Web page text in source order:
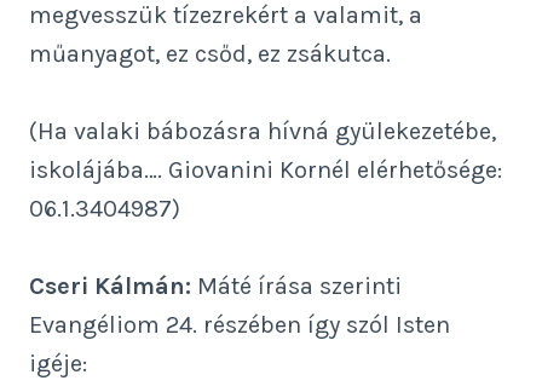
megvesszük tízezrekért a valamit, a
műanyagot, ez csőd, ez zsákutca.
(Ha valaki bábozásra hívná gyülekezetébe,
iskolájába…. Giovanini Kornél elérhetősége:
06.1.3404987)
Cseri Kálmán: Máté írása szerinti
Evangéliom 24. részében így szól Isten
igéje: